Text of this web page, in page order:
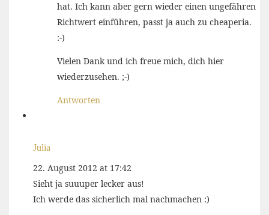
hat. Ich kann aber gern wieder einen ungefähren
Richtwert einführen, passt ja auch zu cheaperia.
:-)
Vielen Dank und ich freue mich, dich hier
wiederzusehen. ;-)
Antworten
Julia
22. August 2012 at 17:42
Sieht ja suuuper lecker aus!
Ich werde das sicherlich mal nachmachen :)